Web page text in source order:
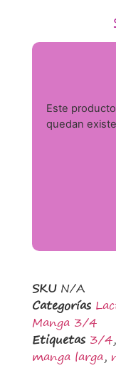
Este
quedan
SKU N/A
Categorías
Manga 3/4
Etiquetas 3/4,
manga larga,